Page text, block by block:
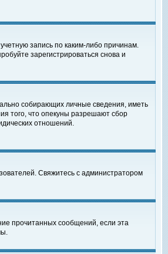
запись по каким-либо причинам.
зарегистрироваться снова и
собирающих личные сведения, иметь
того, что опекуны разрешают сбор
отношений.
Свяжитесь с администратором
прочитанных сообщений, если эта